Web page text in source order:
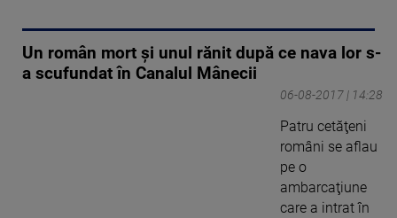
Un român mort și unul rănit după ce nava lor s-
a scufundat în Canalul Mânecii
06-08-2017 | 14:28
Patru cetăţeni
români se aflau
pe o
ambarcaţiune
care a intrat în